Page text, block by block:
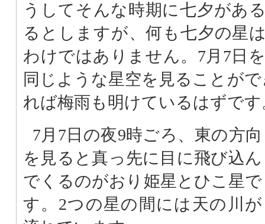
うしてそんな時期に七夕があ
るとしますが、何も七夕の星
わけではありません。7月7日
同じような星空を見ることが
れば梅雨も明けているはずです
7月7日の夜9時ごろ、東の方向
を見ると真っ先に目に飛び込ん
でくるのがおり姫星とひこ星で
す。2つの星の間には天の川が